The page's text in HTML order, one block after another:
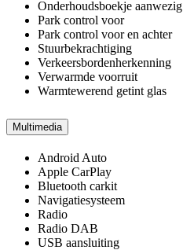
Onderhoudsboekje aanwezig
Park control voor
Park control voor en achter
Stuurbekrachtiging
Verkeersbordenherkenning
Verwarmde voorruit
Warmtewerend getint glas
Multimedia
Android Auto
Apple CarPlay
Bluetooth carkit
Navigatiesysteem
Radio
Radio DAB
USB aansluiting